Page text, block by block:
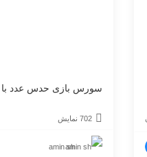
سورس بازی حدس عدد با
702 نمایش
amin sh